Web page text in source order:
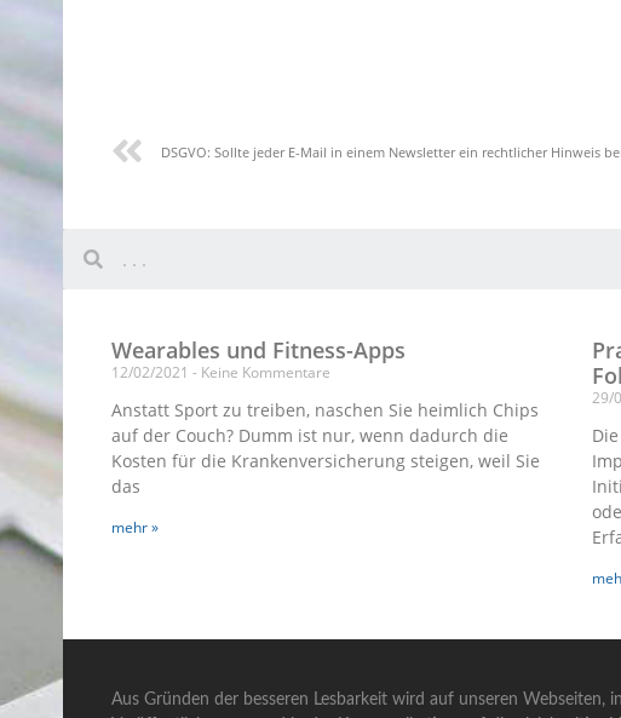
DSGVO: Sollte jeder E-Mail in einem Newsletter ein rechtlicher Hinweis
Wearables und Fitness-Apps
12/02/2021 Keine Kommentare
Anstatt Sport zu treiben, naschen Sie heimlich Chips
auf der Couch? Dumm ist nur, wenn dadurch die
Kosten für die Krankenversicherung steigen, weil Sie
das
mehr »
29/
Aus Gründen der besseren Lesbarkeit wird auf unseren Webseiten, in